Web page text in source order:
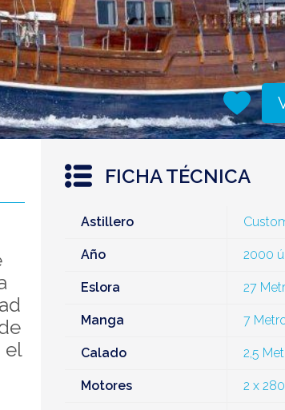
el
FICHA TÉCNICA
Astillero
Año 2000
Eslora 27
Manga 7
Calado 2,5
Motores 2 x